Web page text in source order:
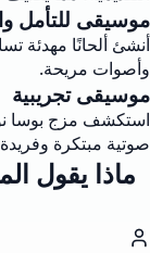
موسيقى للتأمل
أنشئ ألحانًا مهدئة
وأصوات مريحة.
موسيقى تجريبية
استكشف مزج بوسا
صوتية مبتكرة
ماذا يقول